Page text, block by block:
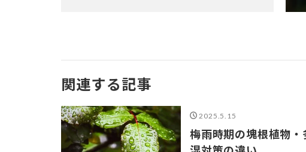
関連する記事
2025.5.15
梅雨時期の塊根植物